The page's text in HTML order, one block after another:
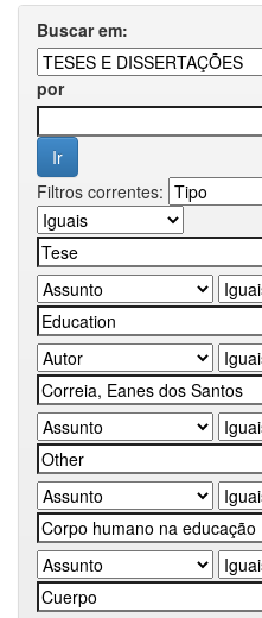
Buscar em:
por
Filtros correntes: